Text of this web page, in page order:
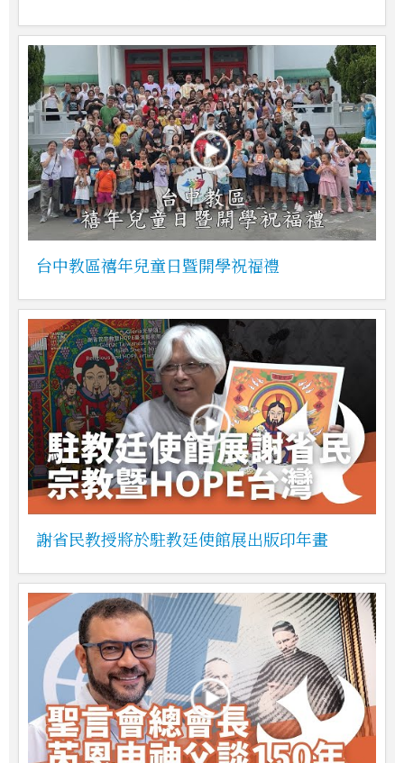
台中教區禧年兒童日暨開學祝福禮
謝省民教授將於駐教廷使館展出版印年畫